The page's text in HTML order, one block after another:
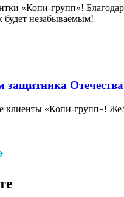
«Копи‑групп»!
будет незабываемым!
защитника
«Копи‑групп»!